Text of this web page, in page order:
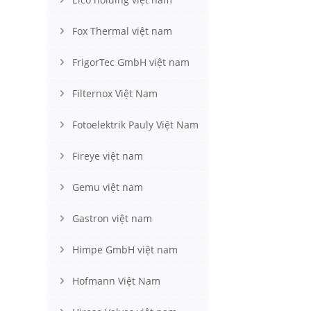
Fox Thermal việt nam
FrigorTec GmbH việt nam
Filternox Việt Nam
Fotoelektrik Pauly Việt Nam
Fireye việt nam
Gemu việt nam
Gastron việt nam
Himpe GmbH việt nam
Hofmann Việt Nam